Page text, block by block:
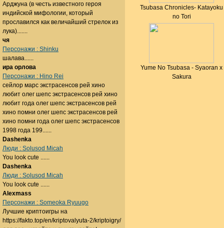
Tsubasa Chronicles- Katayoku
no Tori
Yume No Tsubasa - Syaoran x
Sakura
Арджуна (в честь известного героя
индийской мифологии, который
прославился как величайший стрелок из
лука).......
чя
Персонажи : Shinku
шалава......
ира орлова
Персонажи : Hino Rei
сейлор марс экстрасенсов рей хино
любит олег шепс экстрасенсов рей хино
любит года олег шепс экстрасенсов рей
хино помни олег шепс экстрасенсов рей
хино помни года олег шепс экстрасенсов
1998 года 199......
Dashenka
Люди : Solusod Micah
You look cute ......
Dashenka
Люди : Solusod Micah
You look cute ......
Alexmass
Персонажи : Someoka Ryuugo
Лучшие криптоигры на
https://fakto.top/en/kriptovalyuta-2/kriptoigry/